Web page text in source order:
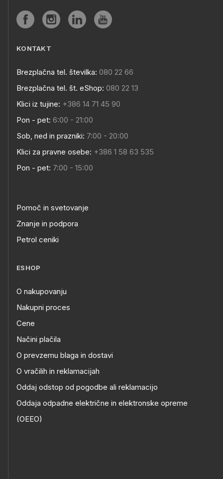
KONTAKT
Brezplačna tel. številka: 080 22 66
Brezplačna tel. št. eShop: 080 22 13
Klici iz tujine: +386 14 71 45 90
Pon - pet: 6:00 - 21:00
Sob, ned in prazniki: 7:00 - 20:00
Klici za pravne osebe: +386 1 58 63 535
Pon - pet: 7:00 - 15:00
Pomoč in svetovanje
Znanje in podpora
Petrol ceniki
ESHOP
O nakupovanju
Nakupni proces
Cene
Načini plačila
O prevzemu blaga in dostavi
O vračilih in reklamacijah
Oddaj odstop od pogodbe ali reklamacijo
Oddaja odpadne električne in elektronske opreme
(OEEO)